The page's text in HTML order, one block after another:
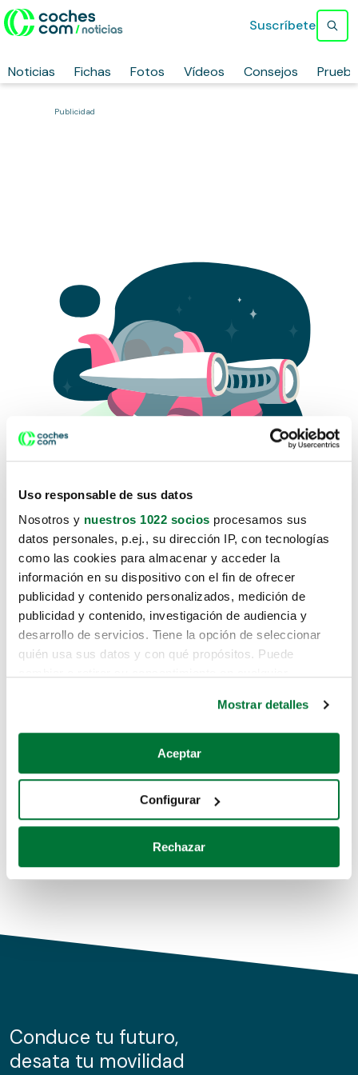
Uso responsable de sus datos
Nosotros y nuestros 1022 socios procesamos sus
datos personales, p.ej., su dirección IP, con tecnologías
como las cookies para almacenar y acceder la
información en su dispositivo con el fin de ofrecer
publicidad y contenido personalizados, medición de
publicidad y contenido, investigación de audiencia y
desarrollo de servicios. Tiene la opción de seleccionar
quién usa sus datos y con qué propósitos. Puede
Si lo permite, también quisiéramos:
Recopilar información sobre su ubicación geográfica
Identificar su dispositivo analizándolo activamente
para buscar características específicas (huellas
Obtenga más información sobre cómo se procesan sus
de cookies.
información sobre el uso que haga del sitio web con
nuestros partners de redes sociales, publicidad y análisis
Mostrar detalles
Aceptar
Configurar
Rechazar
Noticias Fichas Fotos Vídeos Consejos
Suscríbete
Publicidad
Lo sentimos, no sabemos como
te hemos traido hasta aquí.
Pero puedes encontrar el coche que estás
buscando en alguno de estos enlaces:
Coches de segunda mano
Coches de km0
Conduce tu futuro,
desata tu movilidad